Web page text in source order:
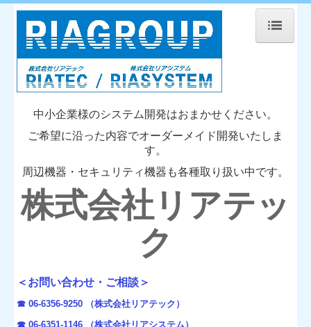
ホーム
製品・サービス
製品・サービス 一覧
ソフトウェア製品
ハードウェア製品
電子帳簿保存法
事業内容
スクラッチ開発事例
中小企業様のシステム開発はおまかせください。
ご希望に沿った内容でオーダーメイド開発いたしま
す。
周辺機器・セキュリティ機器も各種取り扱い中です。
株式会社リアテッ
ク
＜お問い合わせ・ご相談＞
☎ 06-6356-9250 （株式会社リアテック）
☎06-6351-1146 （株式会社リアシステム）